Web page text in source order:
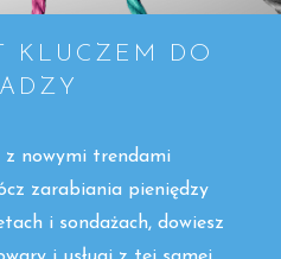
KLUCZEM DO
z nowymi trendami
zarabiania pieniędzy
i sondażach, dowiesz